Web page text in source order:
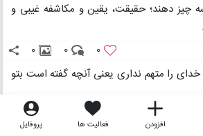
چیز دهند؛ حقیقت، یقین و مکاشفه غیبی و
0
0
0
را متهم نداری یعنی آنچه گفته است بتو
0
0
افزودن فعالیت ها پروفایل